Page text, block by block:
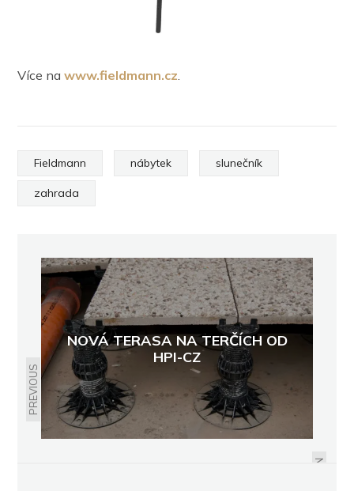
Více nawww.fieldmann.cz
Fieldmann nábytek slunečník
zahrada
PREVIOUS
NOVÁ TERASA NA TERČÍCH OD
HPI-CZ
NEXT
SEDM RAD, PROČ ZATEPLIT BYT ČI